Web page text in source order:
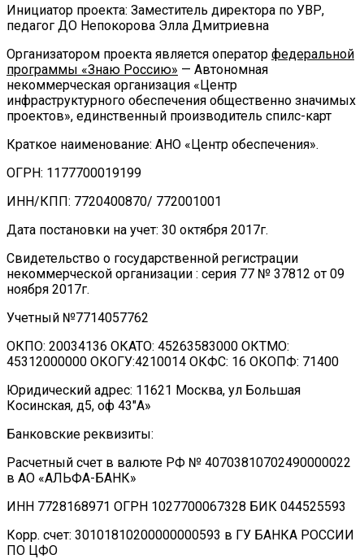
Инициатор проекта: Заместитель директора по УВР,
педагог ДО Непокорова Элла Дмитриевна
Организатором проекта является оператор федеральной
программы «Знаю Россию» — Автономная
некоммерческая организация «Центр
инфраструктурного обеспечения общественно значимых
проектов», единственный производитель спилс-карт
Краткое наименование: АНО «Центр обеспечения».
ОГРН: 1177700019199
ИНН/КПП: 7720400870/ 772001001
Дата постановки на учет: 30 октября 2017г.
Свидетельство о государственной регистрации
некоммерческой организации : серия 77 № 37812 от 09
ноября 2017г.
Учетный №7714057762
ОКПО: 20034136 ОКАТО: 45263583000 ОКТМО:
45312000000 ОКОГУ:4210014 ОКФС: 16 ОКОПФ: 71400
Юридический адрес: 11621 Москва, ул Большая
Косинская, д5, оф 43″А»
Банковские реквизиты:
Расчетный счет в валюте РФ № 40703810702490000022
в АО «АЛЬФА-БАНК»
ИНН 7728168971 ОГРН 1027700067328 БИК 044525593
Корр. счет: 30101810200000000593 в ГУ БАНКА РОССИИ
ПО ЦФО